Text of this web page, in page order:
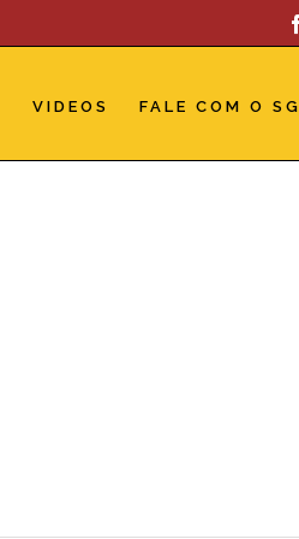
VIDEOS FALE COM O SG